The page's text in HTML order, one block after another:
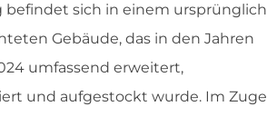
befindet sich in einem ursprünglich
Gebäude, das in den Jahren
umfassend erweitert,
und aufgestockt wurde. Im Zuge